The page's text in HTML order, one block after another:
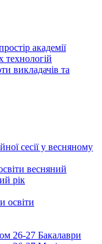
академії
технологій
викладачів та
сесії у весняному
весняний
рік
освіти
26-27 Бакалаври